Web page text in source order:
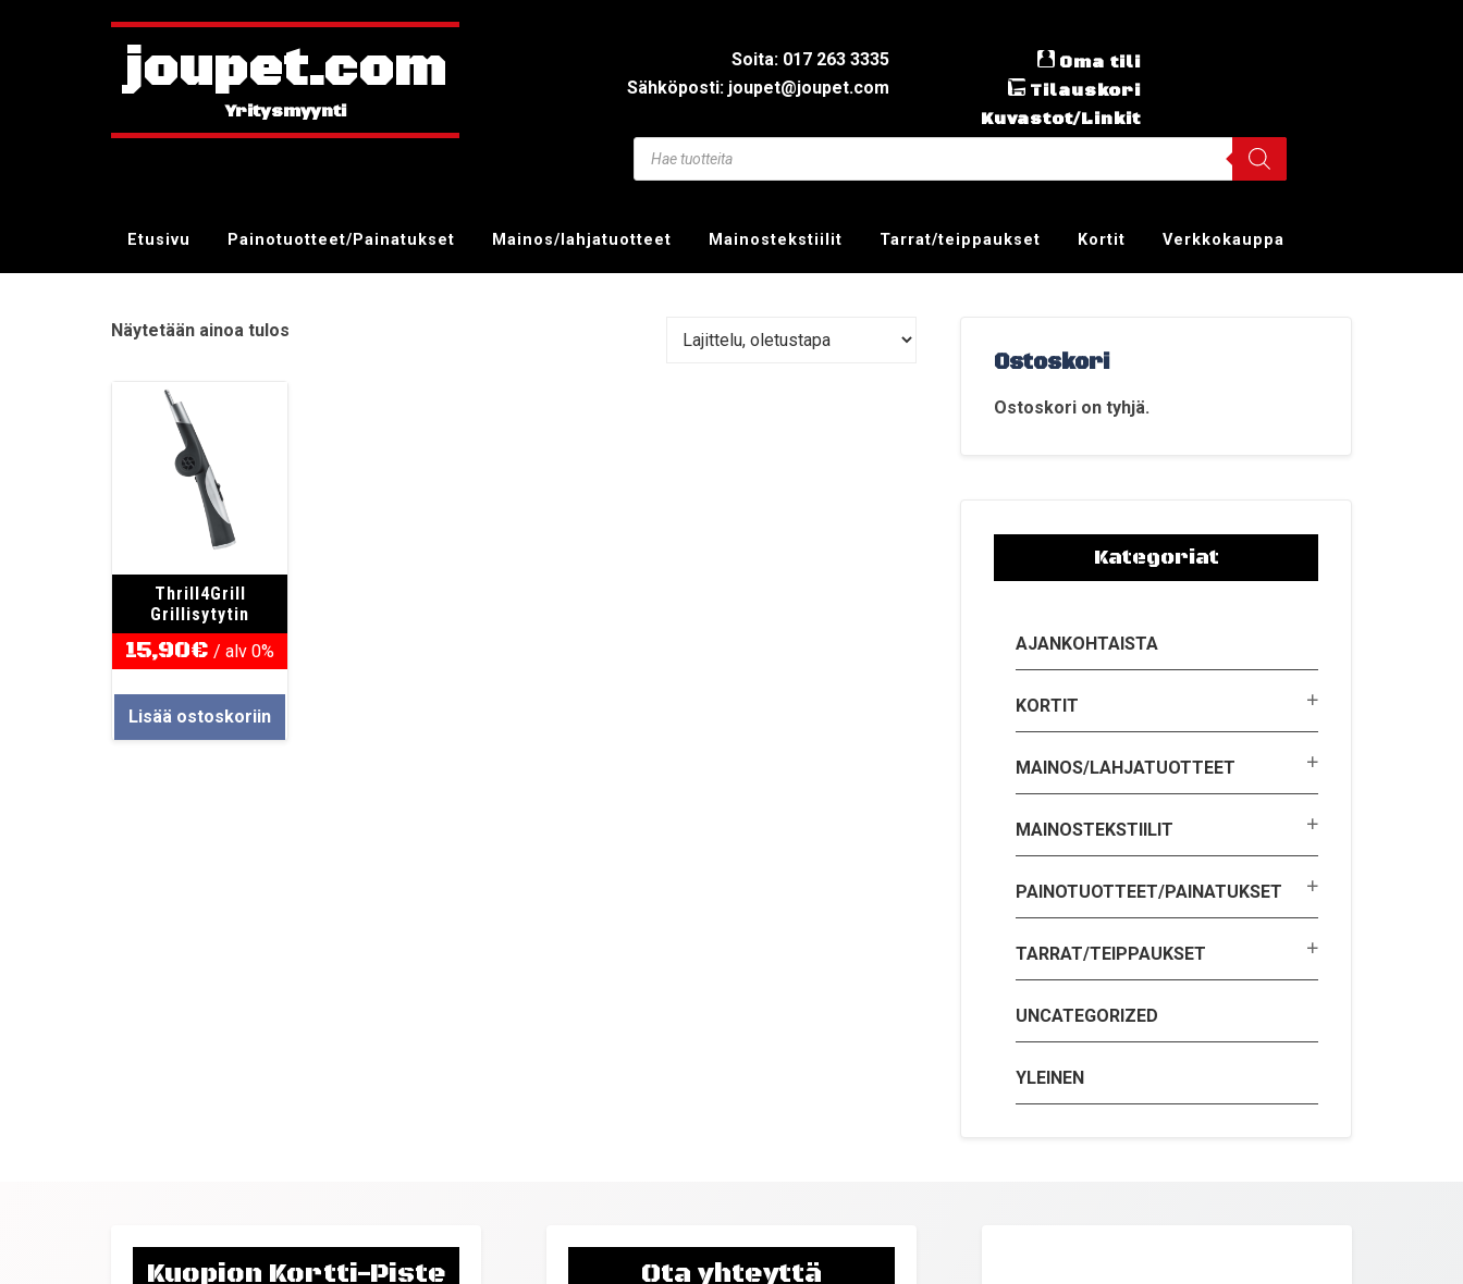
joupet.com
Soita: 017 263 3335
Sähköposti: joupet@joupet.com
Oma tili
Tilauskori
Kuvastot/Linkit
Etusivu Painotuotteet/Painatukset Mainos/lahjatuotteet Mainostekstiilit Tarrat/teippaukset Kortit Verkkokauppa
Näytetään ainoa tulos
Thrill4Grill
Grillisytytin
15,90€ / alv 0%
Lisää ostoskoriin
Ostoskori
Ostoskori on tyhjä.
Kategoriat
AJANKOHTAISTA
KORTIT
MAINOS/LAHJATUOTTEET
MAINOSTEKSTIILIT
PAINOTUOTTEET/PAINATUKSET
TARRAT/TEIPPAUKSET
UNCATEGORIZED
YLEINEN
Kuopion Kortti-Piste Ota yhteyttä